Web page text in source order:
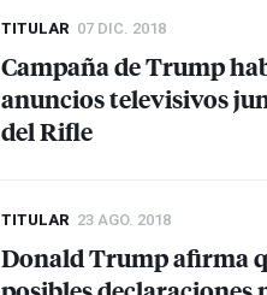
TITULAR 07 DIC. 2018
Campaña de Trump
anuncios televisivos
del Rifle
TITULAR 23 AGO. 2018
Donald Trump afirma